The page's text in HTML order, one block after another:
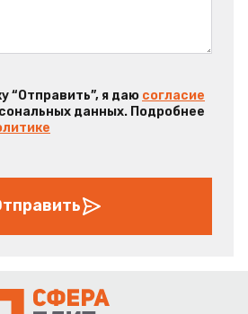
“Отправить”, я даю согласие
данных. Подробнее